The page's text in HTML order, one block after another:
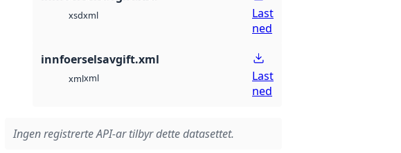
xsdxml
Last
ned
innfoerselsavgift.xml
xmlxml
Last
ned
Ingen registrerte API-ar tilbyr dette datasettet.